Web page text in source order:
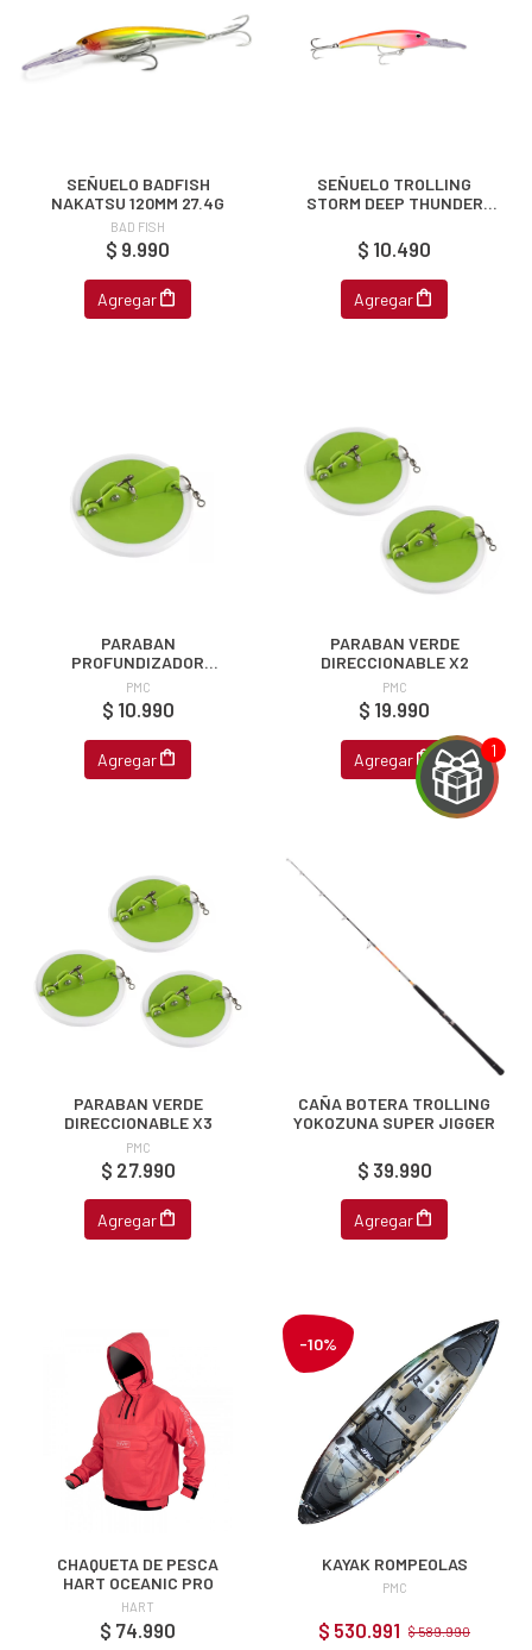
SEÑUELO BADFISH
NAKATSU 120MM 27.4G
BAD FISH
$ 9.990
Agregar
SEÑUELO TROLLING
STORM DEEP THUNDER
$ 10.490
Agregar
PARABAN
PROFUNDIZADOR
DIRECCIONABLE
PMC
$ 10.990
Agregar
PARABAN VERDE
DIRECCIONABLE X2
PMC
$ 19.990
Agregar
PARABAN VERDE
DIRECCIONABLE X3
PMC
$ 27.990
Agregar
CAÑA BOTERA TROLLING
YOKOZUNA SUPER JIGGER
$ 39.990
Agregar
CHAQUETA DE PESCA
HART OCEANIC PRO
HART
$ 74.990
-10%
KAYAK ROMPEOLAS
PMC
$ 530.991 $ 589.990